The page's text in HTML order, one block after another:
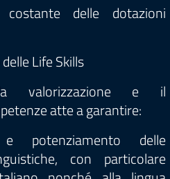
costante delle dotazioni
Life Skills
valorizzazione e il
atte a garantire:
e potenziamento delle
con particolare